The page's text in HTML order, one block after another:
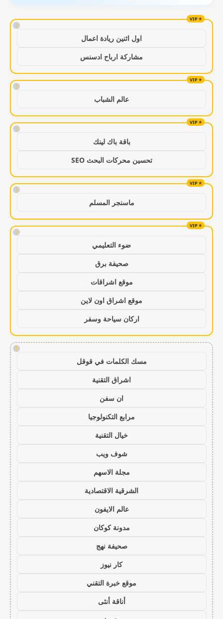
!
اول اثنين ريادة اعمال
مشاركة ارباح ادسنس
!
عالم الشباب
!
باقة باك لينك
تحسين محركات البحث SEO
!
ماسنجر المسلم
!
ضوء التعليمي
صحيفة برق
موقع اشراقات
موقع اشراق اون لاين
اركان سياحة وسفر
!
مسك الكلمات في قوقل
اشراق التقنية
ان سفن
مرابع التكنولوجيا
خيال التقنية
شوف ويب
مجلة الاسهم
الشرقية الاقتصادية
عالم الايفون
مدونة كوكان
صحيفة نهج
كار نيوز
موقع خبرة التقني
أناقة أنثى